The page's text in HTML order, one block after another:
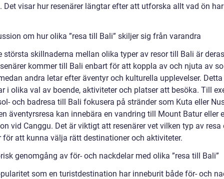
Det visar hur resenärer längtar efter att utforska allt vad ön
om hur olika ”resa till Bali” skiljer sig från varandra
största skillnaderna mellan olika typer av resor till Bali är
kommer till Bali enbart för att koppla av och njuta av
andra letar efter äventyr och kulturella upplevelser. Detta
i olika val av boende, aktiviteter och platser att besöka. Till
och badresa till Bali fokusera på stränder som Kuta eller
äventyrsresa kan innebära en vandring till Mount Batur eller
vid Canggu. Det är viktigt att resenärer vet vilken typ av resa
för att kunna välja rätt destinationer och aktiviteter.
genomgång av för- och nackdelar med olika ”resa till Bali”
som en turistdestination har inneburit både för- och